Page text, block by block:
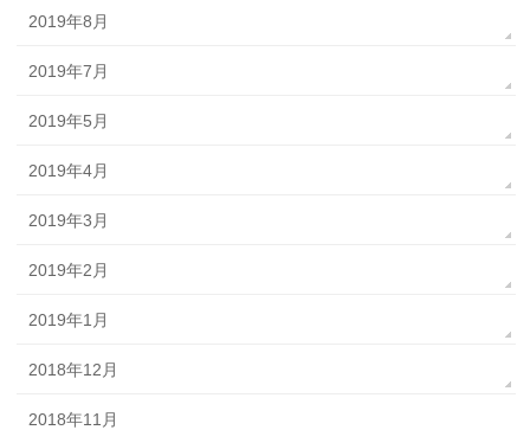
2019年8月
2019年7月
2019年5月
2019年4月
2019年3月
2019年2月
2019年1月
2018年12月
2018年11月